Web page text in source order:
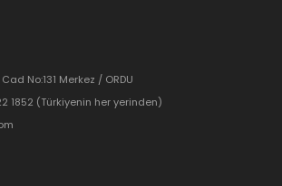
No:131 Merkez / ORDU
1852 (Türkiyenin her yerinden)